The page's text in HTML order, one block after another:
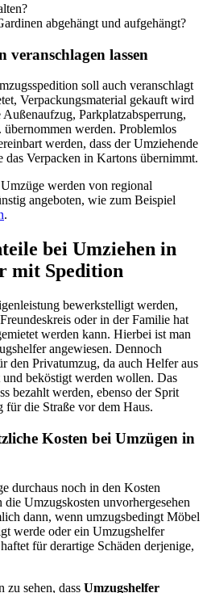
abgehängt und aufgehängt?
lassen
soll auch veranschlagt
Verpackungsmaterial gekauft wird
Parkplatzabsperrung,
werden. Problemlos
werden, dass der Umziehende
Verpacken in Kartons übernimmt.
werden von regional
angeboten, wie zum Beispiel
.
bei Umziehen in
mit Spedition
bewerkstelligt werden,
oder in der Familie hat
werden kann. Hierbei ist man
angewiesen. Dennoch
den Privatumzug, da auch Helfer aus
beköstigt werden wollen. Das
bezahlt werden, ebenso der Sprit
für die Straße vor dem Haus.
Kosten bei Umzügen in
durchaus noch in den Kosten
die Umzugskosten unvorhergesehen
dann, wenn umzugsbedingt Möbel
werde oder ein Umzugshelfer
für derartige Schäden derjenige,
zu sehen, dass Umzugshelfer